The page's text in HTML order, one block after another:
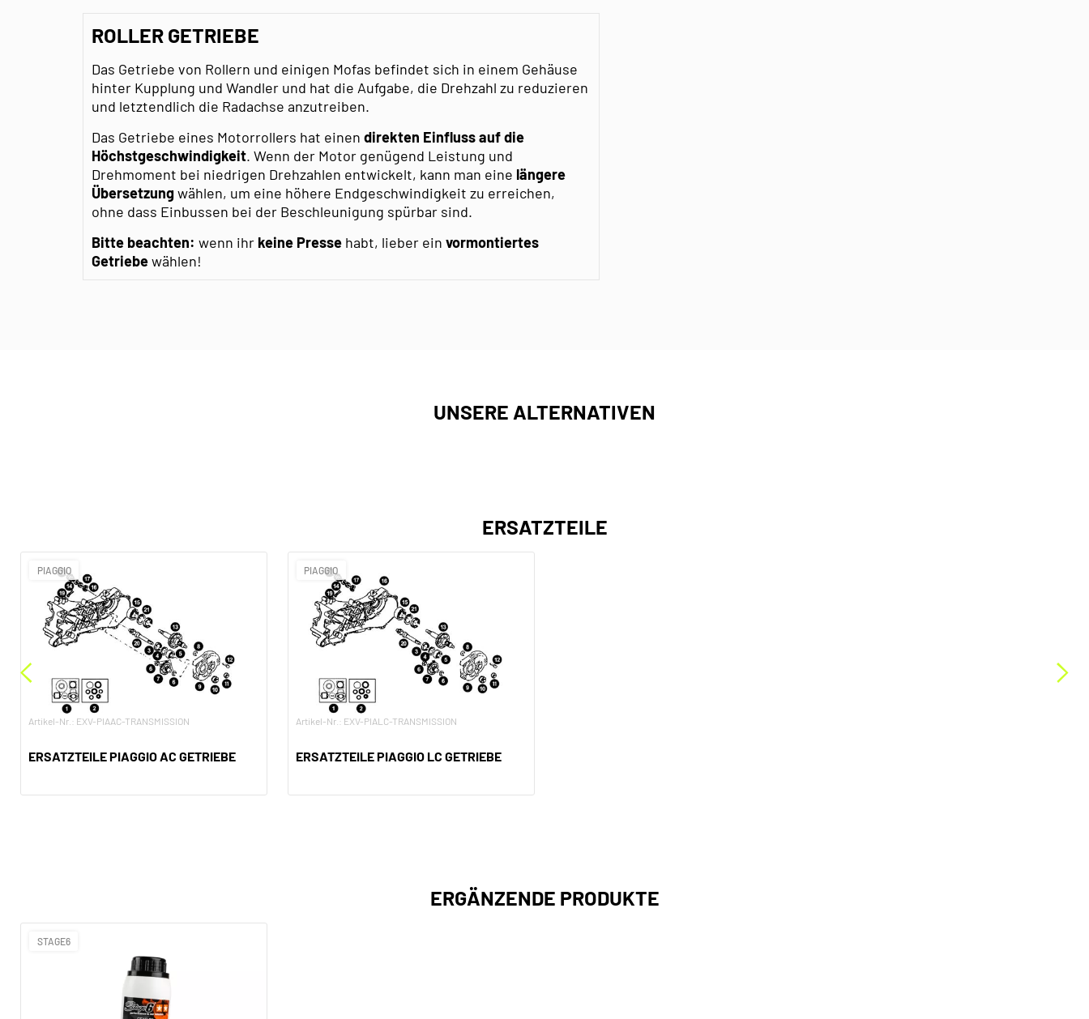
ROLLER GETRIEBE
Das Getriebe von Rollern und einigen Mofas befindet sich in einem Gehäuse
hinter Kupplung und Wandler und hat die Aufgabe, die Drehzahl zu reduzieren
und letztendlich die Radachse anzutreiben.
Das Getriebe eines Motorrollers hat einen direkten Einfluss auf die
Höchstgeschwindigkeit. Wenn der Motor genügend Leistung und
Drehmoment bei niedrigen Drehzahlen entwickelt, kann man eine längere
Übersetzungwählen, um eine höhere Endgeschwindigkeit zu erreichen,
ohne dass Einbussen bei der Beschleunigung spürbar sind.
Bitte beachten: wenn ihr keine Presse habt, lieber ein vormontiertes
Getriebewählen!
UNSERE ALTERNATIVEN
ERSATZTEILE
PIAGGIO
Artikel-Nr.: EXV-PIAAC-TRANSMISSION
ERSATZTEILE PIAGGIO AC GETRIEBE
PIAGGIO
Artikel-Nr.: EXV-PIALC-TRANSMISSION
ERSATZTEILE PIAGGIO LC GETRIEBE
ERGÄNZENDE PRODUKTE
STAGE6